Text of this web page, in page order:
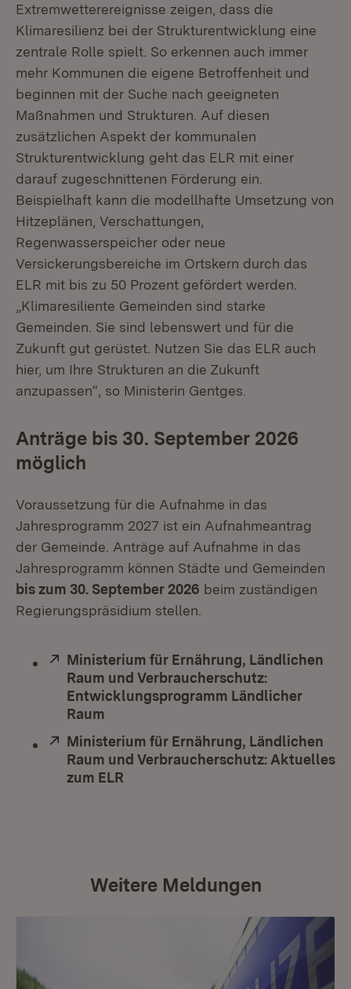
Extremwetterereignisse zeigen, dass die
Klimaresilienz bei der Strukturentwicklung eine
zentrale Rolle spielt. So erkennen auch immer
mehr Kommunen die eigene Betroffenheit und
beginnen mit der Suche nach geeigneten
Maßnahmen und Strukturen. Auf diesen
zusätzlichen Aspekt der kommunalen
Strukturentwicklung geht das ELR mit einer
darauf zugeschnittenen Förderung ein.
Beispielhaft kann die modellhafte Umsetzung von
Hitzeplänen, Verschattungen,
Regenwasserspeicher oder neue
Versickerungsbereiche im Ortskern durch das
ELR mit bis zu 50 Prozent gefördert werden.
„Klimaresiliente Gemeinden sind starke
Gemeinden. Sie sind lebenswert und für die
Zukunft gut gerüstet. Nutzen Sie das ELR auch
hier, um Ihre Strukturen an die Zukunft
anzupassen“, so Ministerin Gentges.
Anträge bis 30. September 2026
möglich
Voraussetzung für die Aufnahme in das
Jahresprogramm 2027 ist ein Aufnahmeantrag
der Gemeinde. Anträge auf Aufnahme in das
Jahresprogramm können Städte und Gemeinden
bis zum 30. September 2026 beim zuständigen
Regierungspräsidium stellen.
Extern:
Ministerium für Ernährung, Ländlichen
Raum und Verbraucherschutz:
Entwicklungsprogramm Ländlicher
Raum
Extern:
Ministerium für Ernährung, Ländlichen
Raum und Verbraucherschutz: Aktuelles
zum ELR
Weitere Meldungen